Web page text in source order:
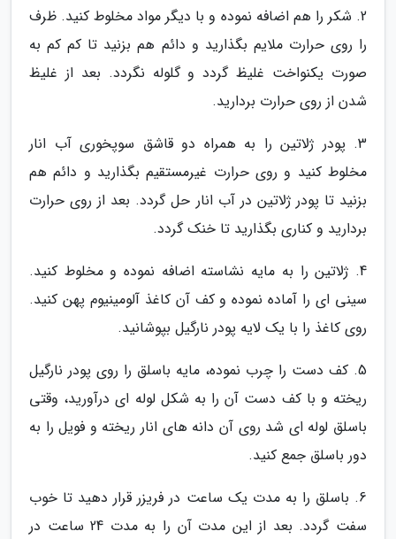
2. شکر را هم اضافه نموده و با دیگر مواد مخلوط کنید. ظرف
را روی حرارت ملایم بگذارید و دائم هم بزنید تا کم کم به
صورت یکنواخت غلیظ گردد و گلوله نگردد. بعد از غلیظ
شدن از روی حرارت بردارید.
3. پودر ژلاتین را به همراه دو قاشق سوپخوری آب انار
مخلوط کنید و روی حرارت غیرمستقیم بگذارید و دائم هم
بزنید تا پودر ژلاتین در آب انار حل گردد. بعد از روی حرارت
بردارید و کناری بگذارید تا خنک گردد.
4. ژلاتین را به مایه نشاسته اضافه نموده و مخلوط کنید.
سینی ای را آماده نموده و کف آن کاغذ آلومینیوم پهن کنید.
روی کاغذ را با یک لایه پودر نارگیل بپوشانید.
5. کف دست را چرب نموده، مایه باسلق را روی پودر نارگیل
ریخته و با کف دست آن را به شکل لوله ای درآورید، وقتی
باسلق لوله ای شد روی آن دانه های انار ریخته و فویل را به
دور باسلق جمع کنید.
6. باسلق را به مدت یک ساعت در فریزر قرار دهید تا خوب
سفت گردد. بعد از این مدت آن را به مدت 24 ساعت در